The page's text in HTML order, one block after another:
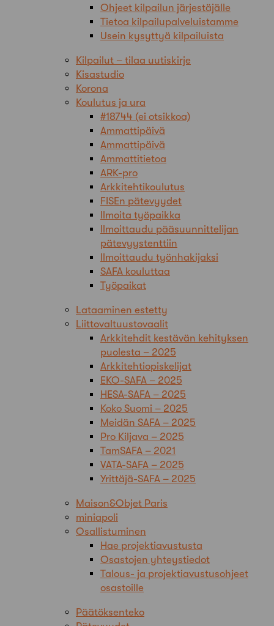
Ohjeet kilpailun järjestäjälle
Tietoa kilpailupalveluistamme
Usein kysyttyä kilpailuista
Kilpailut – tilaa uutiskirje
Kisastudio
Korona
Koulutus ja ura
#18744 (ei otsikkoa)
Ammattipäivä
Ammattipäivä
Ammattitietoa
ARK-pro
Arkkitehtikoulutus
FISEn pätevyydet
Ilmoita työpaikka
Ilmoittaudu pääsuunnittelijan
pätevyystenttiin
Ilmoittaudu työnhakijaksi
SAFA kouluttaa
Työpaikat
Lataaminen estetty
Liittovaltuustovaalit
Arkkitehdit kestävän kehityksen
puolesta – 2025
Arkkitehtiopiskelijat
EKO-SAFA – 2025
HESA-SAFA – 2025
Koko Suomi – 2025
Meidän SAFA – 2025
Pro Kiljava – 2025
TamSAFA – 2021
VATA-SAFA – 2025
Yrittäjä-SAFA – 2025
Maison&Objet Paris
miniapoli
Osallistuminen
Hae projektiavustusta
Osastojen yhteystiedot
Talous- ja projektiavustusohjeet
osastoille
Päätöksenteko